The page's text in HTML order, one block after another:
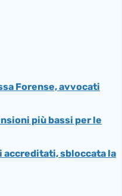
Forense, avvocati
più bassi per le
sbloccata la